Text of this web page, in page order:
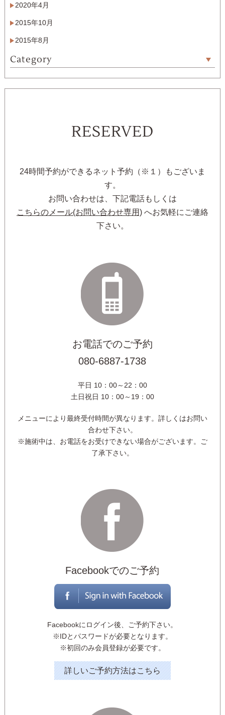
2020年4月
2015年10月
2015年8月
Category
RESERVED
24時間予約ができるネット予約（※１）もございま
す。
お問い合わせは、下記電話もしくは
こちらのメール(お問い合わせ専用) へお気軽にご連絡
下さい。
お電話でのご予約
080-6887-1738
平日 10：00～22：00
土日祝日 10：00～19：00
メニューにより最終受付時間が異なります。詳しくはお問い
合わせ下さい。
※施術中は、お電話をお受けできない場合がございます。ご
了承下さい。
Facebookでのご予約
Facebookにログイン後、ご予約下さい。
※IDとパスワードが必要となります。
※初回のみ会員登録が必要です。
詳しいご予約方法はこちら